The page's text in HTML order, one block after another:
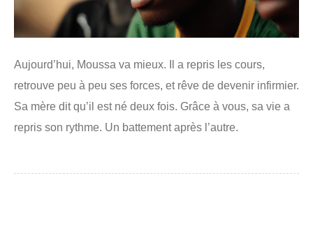
Aujourd’hui, Moussa va mieux. Il a repris les cours,
retrouve peu à peu ses forces, et rêve de devenir infirmier.
Sa mère dit qu’il est né deux fois. Grâce à vous, sa vie a
repris son rythme. Un battement après l’autre.